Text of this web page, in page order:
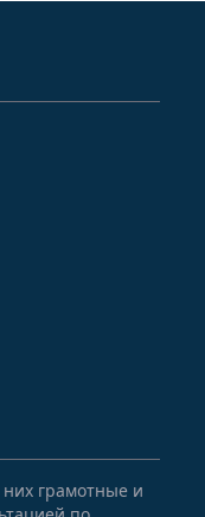
грамотные и